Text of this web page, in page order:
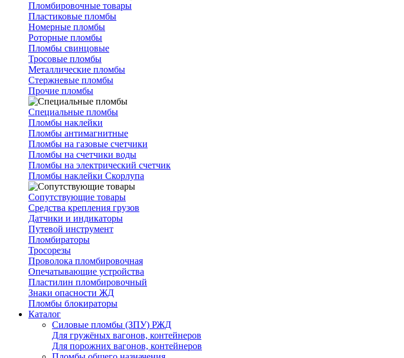
Пломбировочные товары
Пластиковые пломбы
Номерные пломбы
Роторные пломбы
Пломбы свинцовые
Тросовые пломбы
Металлические пломбы
Стержневые пломбы
Прочие пломбы
Специальные пломбы
Пломбы наклейки
Пломбы антимагнитные
Пломбы на газовые счетчики
Пломбы на счетчики воды
Пломбы на электрический счетчик
Пломбы наклейки Скорлупа
Сопутствующие товары
Средства крепления грузов
Датчики и индикаторы
Путевой инструмент
Пломбираторы
Тросорезы
Проволока пломбировочная
Опечатывающие устройства
Пластилин пломбировочный
Знаки опасности ЖД
Пломбы блокираторы
Каталог
Силовые пломбы (ЗПУ) РЖД
Для гружёных вагонов, контейнеров
Для порожних вагонов, контейнеров